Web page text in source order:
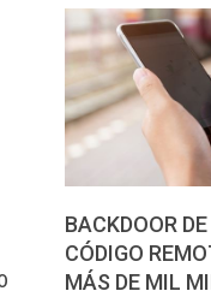
BACKDOOR
CÓDIGO
MÁS DE MIL